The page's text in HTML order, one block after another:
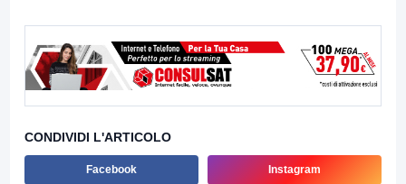
CONDIVIDI L'ARTICOLO
Facebook Instagram